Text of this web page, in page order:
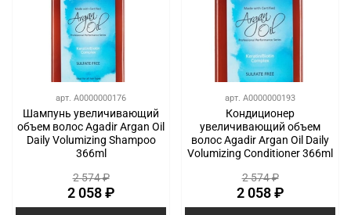
арт. A0000000176
Шампунь увеличивающий
объем волос Agadir Argan Oil
Daily Volumizing Shampoo
366ml
2 574 ₽
2 058 ₽
арт. A0000000193
Кондиционер
увеличивающий объем
волос Agadir Argan Oil Daily
Volumizing Conditioner 366ml
2 574 ₽
2 058 ₽